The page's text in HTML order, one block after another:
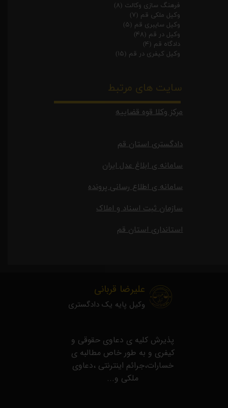
فرهنگ سازی وکالت (۸)
وکیل ملکی قم (۷)
وکیل سایبری قم (۵)
وکیل در قم (۴۸)
دادگاه قم (۴)
وکیل کیفری در قم (۱۵)
سایت های مرتبط
مرکز وکلا قوه قضاییه
دادگستری استان قم
سامانه ی ابلاغ عدل ایران
سامانه ی اطلاع رسانی پرونده
سازمان ثبت اسناد و املاک
استانداری استان قم
علیرضا قربانی
​پذیرش کلیه ی دعاوی حقوقی و
کیفری و به طور خاص مطالبه ی
خسارات،جرائم اینترنتی ،دعاوی
ملکی و...
وکیل پایه یک دادگستری